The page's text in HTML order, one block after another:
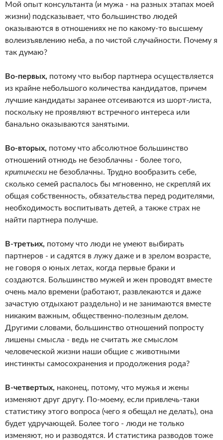
Мой опыт консультанта (и мужа - на разных этапах моей
жизни) подсказывает, что большинство людей
оказываются в отношениях не по какому-то высшему
волеизъявлению неба, а по чистой случайности. Почему я
так думаю?
Во-первых, потому что выбор партнера осуществляется
из крайне небольшого количества кандидатов, причем
лучшие кандидаты заранее отсеиваются из шорт-листа,
поскольку не проявляют встречного интереса или
банально оказываются занятыми.
Во-вторых, потому что абсолютное большинство
отношений отнюдь не безоблачны - более того,
критически не безоблачны. Трудно вообразить себе,
сколько семей распалось бы мгновенно, не скрепляй их
общая собственность, обязательства перед родителями,
необходимость воспитывать детей, а также страх не
найти партнера получше.
В-третьих, потому что люди не умеют выбирать
партнеров - и садятся в лужу даже и в зрелом возрасте,
не говоря о юных летах, когда первые браки и
создаются. Большинство мужей и жен проводят вместе
очень мало времени (работают, развлекаются и даже
зачастую отдыхают раздельно) и не занимаются вместе
никаким важным, общественно-полезным делом.
Другими словами, большинство отношений попросту
лишены смысла - ведь не считать же смыслом
человеческой жизни наши общие с животными
инстинкты самосохранения и продолжения рода?
В-четвертых, наконец, потому, что мужья и жены
изменяют друг другу. По-моему, если привлечь-таки
статистику этого вопроса (чего я обещал не делать), она
будет удручающей. Более того - люди не только
изменяют, но и разводятся. И статистика разводов тоже